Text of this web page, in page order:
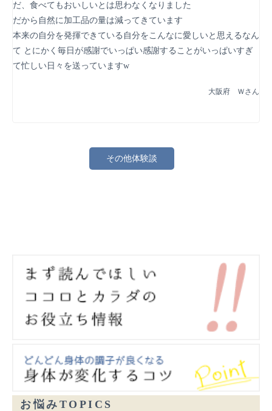
だ、食べてもおいしいとは思わなくなりました
だから自然に加工品の量は減ってきています
本来の自分を発揮できている自分をこんなに愛しいと思えるなん
て とにかく毎日が感謝でいっぱい感謝することがいっぱいすぎ
て忙しい日々を送っていますw
大阪府 Ｗさん
その他体験談
お悩みTOPICS